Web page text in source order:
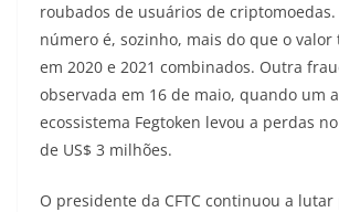
roubados de usuários de
número é, sozinho, mais do que o
em 2020 e 2021 combinados. Outra
observada em 16 de maio, quando um
ecossistema Fegtoken levou a perdas
de US$ 3 milhões.
O presidente da CFTC continuou a